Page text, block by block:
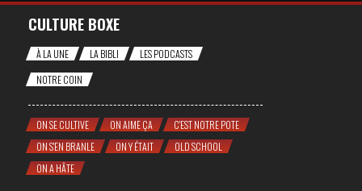
CULTURE BOXE
À LA UNE LA BIBLI
LES PODCASTS
NOTRE COIN
ON SE CULTIVE ON AIME ÇA
C'EST NOTRE POTE
ON S'EN BRANLE
ON Y ÉTAIT
OLD SCHOOL
ON A HÂTE